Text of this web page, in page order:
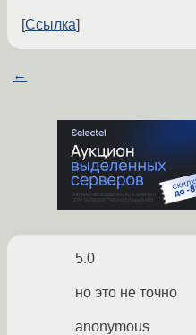
Ссылка
←
5.0
но это не точно
anonymous